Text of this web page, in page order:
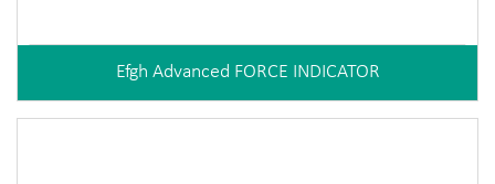
Efgh Advanced FORCE INDICATOR